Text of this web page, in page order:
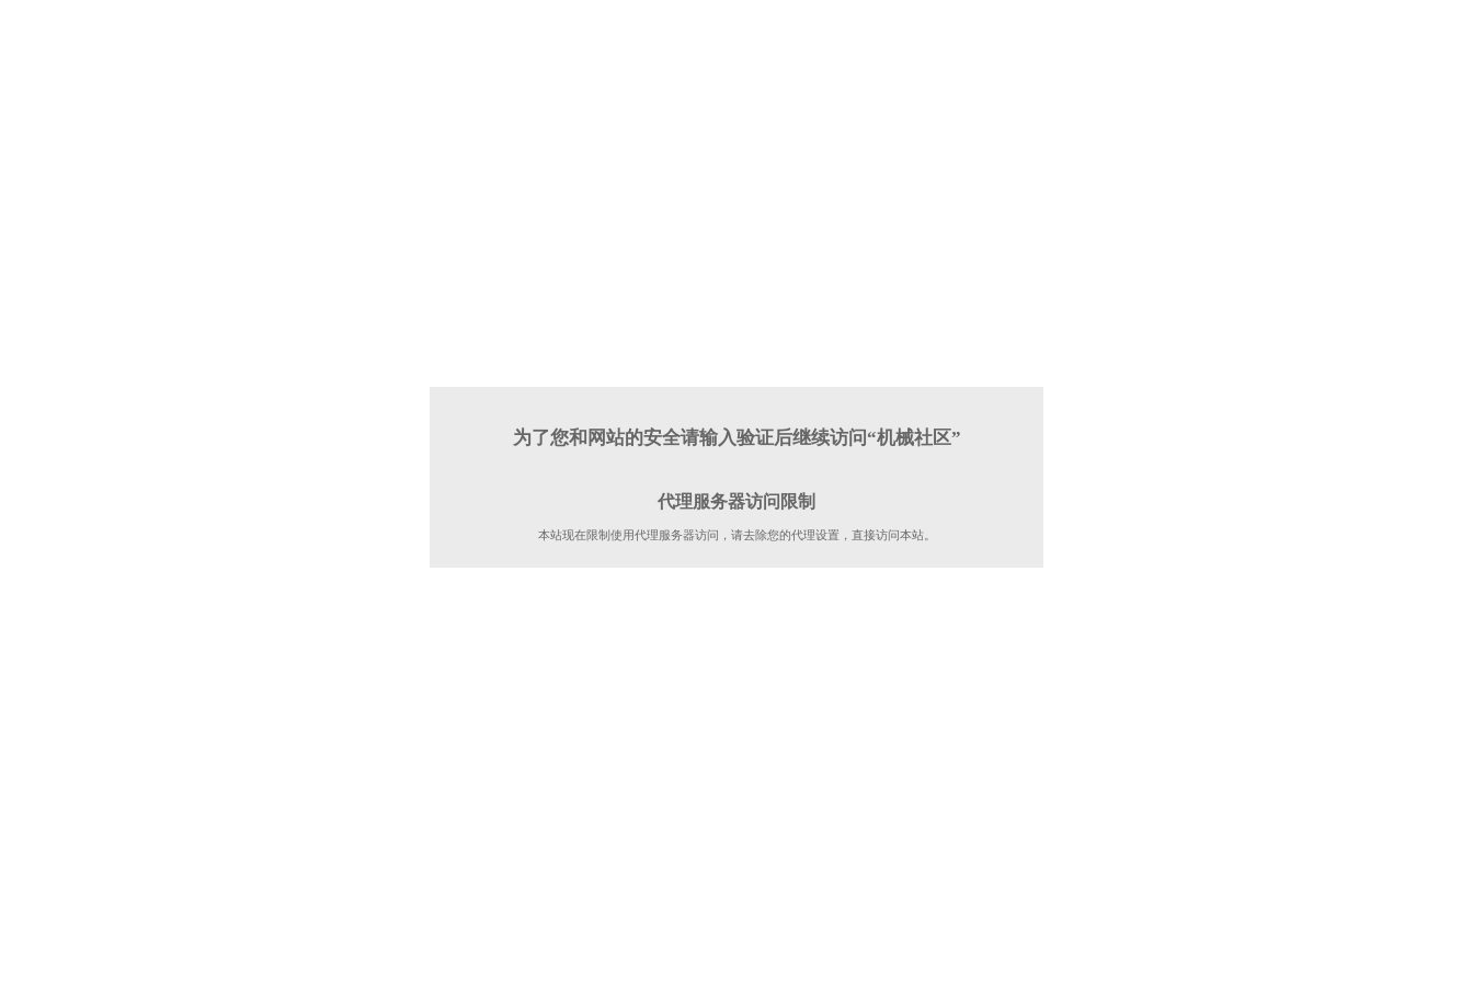
为了您和网站的安全请输入验证后继续访问“机械社区”
代理服务器访问限制
本站现在限制使用代理服务器访问，请去除您的代理设置，直接访问本站。